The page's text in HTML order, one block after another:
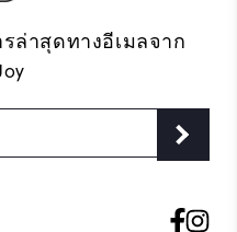
ล่าสุดทางอีเมลจาก